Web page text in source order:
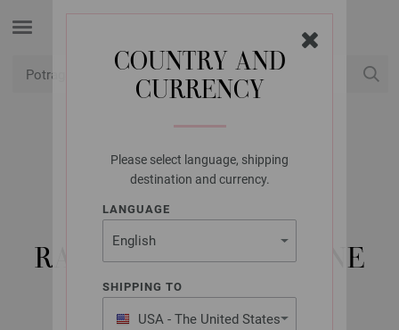
COUNTRY AND
CURRENCY
Please select language, shipping
destination and currency.
LANGUAGE
SHIPPING TO
USA - The United States
LANA GROSSA
KRUŽNE IGLE ZA
PLETENJE, DRVO,
RAZNOBOJNO. VELIČINE
2,0/40 CM